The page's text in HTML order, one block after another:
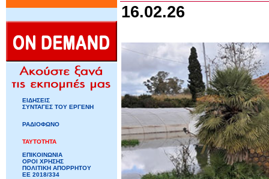
ΕΙΔΗΣΕΙΣ
ΣΥΝΤΑΓΕΣ ΤΟΥ ΕΡΓΕΝΗ
ΡΑΔΙΟΦΩΝΟ
ΤΑΥΤΟΤΗΤΑ
ΕΠΙΚΟΙΝΩΝΙΑ
ΟΡΟΙ ΧΡΗΣΗΣ
ΠΟΛΙΤΙΚΗ ΑΠΟΡΡΗΤΟΥ
ΕΕ 2018/334
16.02.26